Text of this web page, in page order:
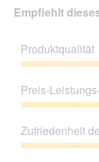
Empfiehlt
Produktqualität
5
von
5
Preis-
Leistungs-
Verhältnis,
5
Zufriedenheit